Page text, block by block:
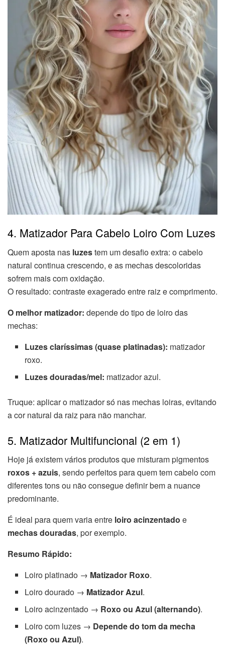
4. Matizador Para Cabelo Loiro Com Luzes
Quem aposta nas luzestem um desafio extra: o cabelo
natural continua crescendo, e as mechas descoloridas
sofrem mais com oxidação.
O resultado: contraste exagerado entre raiz e comprimento.
O melhor matizador: depende do tipo de loiro das
mechas:
Luzes claríssimas (quase platinadas): matizador
roxo.
Luzes douradas/mel: matizador azul.
Truque: aplicar o matizador só nas mechas loiras, evitando
a cor natural da raiz para não manchar.
5. Matizador Multifuncional (2 em 1)
Hoje já existem vários produtos que misturam pigmentos
roxos + azuis, sendo perfeitos para quem tem cabelo com
diferentes tons ou não consegue definir bem a nuance
predominante.
É ideal para quem varia entre loiro acinzentado e
mechas douradas, por exemplo.
Resumo Rápido:
Loiro platinado → Matizador Roxo.
Loiro dourado → Matizador Azul.
Loiro acinzentado → Roxo ou Azul (alternando).
Loiro com luzes → Depende do tom da mecha
(Roxo ou Azul).